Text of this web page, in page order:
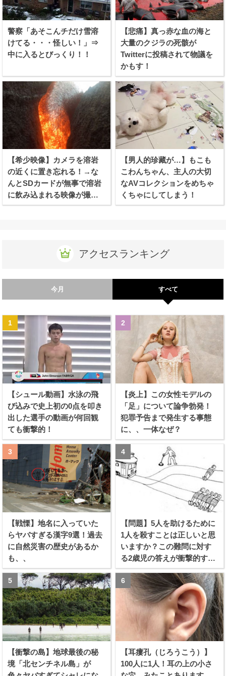
警察「あそこんチだけ雪溶
けてる・・・怪しい！」⇒
中に入るとびっくり！！
【悲痛】真っ赤な血の海と
大量のクジラの死骸が
Twitterに投稿されて物議を
かもす！
【希少映像】カメラを溶岩
の近くに置き忘れる！→な
んとSDカードが無事で溶岩
に飲み込まれる映像が撮れ
たらしい！
【男人的珍藏が…】もこも
こわんちゃん、主人の大切
なAVコレクションをめちゃ
くちゃにしてしまう！
アクセスランキング
今月 すべて
【シュール動画】水泳の飛
び込みで史上初の0点を叩き
出した選手の動画が何回観
ても衝撃的！
【炎上】この女性モデルの
「足」について論争勃発！
犯罪予告まで発生する事態
に、、一体なぜ？
【戦慄】地名に入っていた
らヤバすぎる漢字9選！過去
に自然災害の歴史があるか
も、、
【問題】5人を助けるために
1人を殺すことは正しいと思
いますか？この難問に対す
る2歳児の答えが衝撃的すぎ
る！！
【衝撃の島】地球最後の秘
境「北センチネル島」が
【耳瘻孔（じろうこう）】
100人に1人！耳の上の小さ